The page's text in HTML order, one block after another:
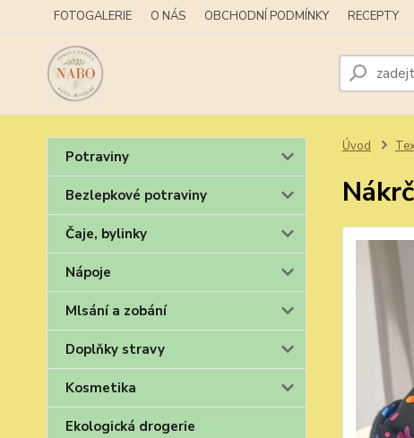
FOTOGALERIE O NÁS OBCHODNÍ PODMÍNKY RECEPTY
Potraviny
Bezlepkové potraviny
Čaje, bylinky
Nápoje
Mlsání a zobání
Doplňky stravy
Kosmetika
Ekologická drogerie
Úvod